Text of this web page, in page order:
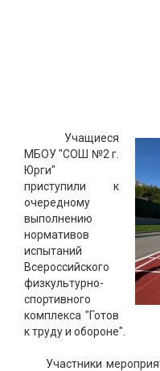
Учащиеся
МБОУ "СОШ №2 г.
Юрги"
приступили к
очередному
выполнению
нормативов
испытаний
Всероссийского
физкультурно-
спортивного
комплекса "Готов
к труду и обороне".
Участники